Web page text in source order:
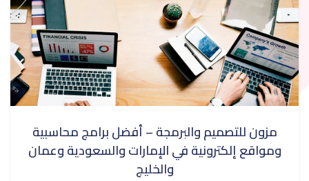
مزون للتصميم والبرمجة – أفضل برامج محاسبية
ومواقع إلكترونية في الإمارات والسعودية وعمان
والخليج